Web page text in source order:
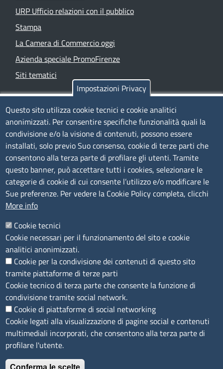
URP Ufficio relazioni con il pubblico
Stampa
La Camera di Commercio oggi
Azienda speciale PromoFirenze
Siti tematici
TRASPARENZA
Albo Online
Amministrazione trasparente
Bandi e concorsi
Segnalazioni Whistleblowing
Accessibilità
IBAN e pagamenti informatici
Informative privacy e cookie
Verifiche PA
Attuazione misure PNRR
Modulistica
SEGUICI SU
Impostazioni Privacy
Questo sito utilizza cookie tecnici e cookie analitici
anonimizzati. Per consentire specifiche funzionalità quali la
condivisione e/o la visione di contenuti, possono essere
installati, solo previo Suo consenso, cookie di terze parti che
consentono alla terza parte di profilare gli utenti. Tramite
questo banner, può accettare tutti i cookies, selezionare le
categorie di cookie di cui consente l’utilizzo e/o modificare le
Sue preferenze. Per vedere la Cookie Policy completa, clicchi
More info
Cookie tecnici
Cookie necessari per il funzionamento del sito e cookie
analitici anonimizzati.
Cookie per la condivisione dei contenuti di questo sito
tramite piattaforme di terze parti
Cookie tecnico di terza parte che consente la funzione di
condivisione tramite social network.
Cookie di piattaforme di social networking
Cookie legati alla visualizzazione di pagine social e contenuti
multimediali incorporati, che consentono alla terza parte di
profilare l'utente.
Conferma le scelte